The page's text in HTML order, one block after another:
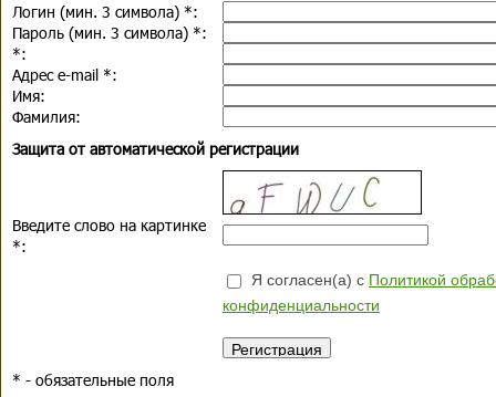
Логин (мин. 3 символа) *:
Пароль (мин. 3 символа) *:
*:
Адрес e-mail *:
Имя:
Фамилия:
Защита от автоматической регистрации
Введите слово на картинке
*:
Я согласен(а) с Политикой
конфиденциальности
* - обязательные поля